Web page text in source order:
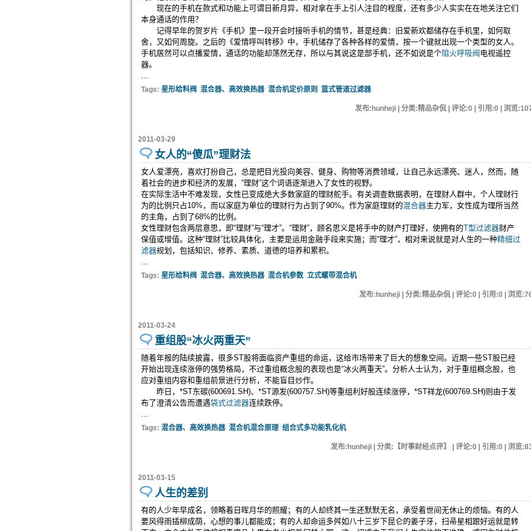
现在的手机在款式和功能上可谓日新月异，相对拿在手上引人注目的程度，还有多少人实实在在地关注它们
本身通话的作用？
记得早年的贺岁片《手机》里一段开会时接听手机的情节，甚是经典：旧爱新欢都储存在手机里，如何取
舍，又如何周旋。之后的《爱情呼叫转移》中，手机储存了各种各样的爱情，按一个键就出现一个类型的女人。
手机居然可以点播爱情，通话的功能却荡然无存，所以与其说这是部手机，还不如说是个阻火呼吸阀 电视遥控
器。
...
Tags: 星形给料阀 混合器、高效换热器 混合机定价原则 篮式管道过滤器
发布:hunheji | 分类:精品杂侃 | 评论:0 | 引用:0 | 浏览:
2011-03-29
女人的“傻瓜”理财法
女人爱漂亮，喜欢打扮自己，总是把目光投向美容、健身、购物等消费领域，让自己永远漂亮、迷人，然而，随
着社会的进步和经济的发展，“理财”这个词语逐渐进入了女性的视野。
在实际生活中不难发现，女性已变成绝大多数家庭的理财舵手。有关调查数据表明，在理财人群中，个人理财行
为的比例只占10%，而以家庭为单位的理财行为占到了90%。作为家庭理财的混合器主力军，女性成为理所当然
的主角，占到了68%的比例。
女性理财包含两层意思，即“理财”与“理才”。“理财”，顾名思义是将手中的财产打理好，使拥有的T型过滤器财产
保值或增值。这种“理财”比较具体化，主要是运用金融手段来实施；而“理才”，相对来说就是对人生的一种精细过
滤器规划，包括知识、修养、素质、道德的培养和累积。
...
Tags: 星形给料阀 混合器、高效换热器 混合机参数 立式螺带混合机
发布:hunheji | 分类:精品杂侃 | 评论:0 | 引用:0 | 浏览:
2011-03-24
重组股“冰火两重天”
随着年报的陆续披露，很多ST股将面临资产重组的命运，这给市场带来了巨大的想象空间。近期一些ST股已经
开始出现连续涨停的强势格局，不过重组概念股的表现也是“冰火两重天”。分析人士认为，对于重组概念股，也
应对重组内容和重组前景进行分析，不能盲目炒作。
昨日，*ST东碳(600691.SH)、*ST源发(600757.SH)等重组利好股连续涨停，*ST祥龙(600769.SH)则由于发
布了澄清公告而遭遇袋式过滤器连续跌停。
...
Tags: 混合器、高效换热器 混合机混合原理 组合式多功能乳化机
发布:hunheji | 分类:【时事财经点评】 | 评论:0 | 引用:0 | 浏览:
2011-03-15
人生的差别
有的人少年早成名，领略着日晖月华的照耀；有的人却终其一生还默默无名，承受着世间无休止的烦恼。有的人
要风得雨插柳成荫，心想的事儿都能成；有的人却命运多舛如八十三岁下昆仑的姜子牙，扫帚星相跟好运就是转